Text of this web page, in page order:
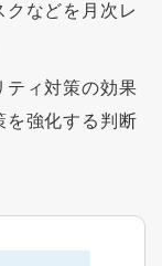
などを月次レ
ティ対策の効果
を強化する判断